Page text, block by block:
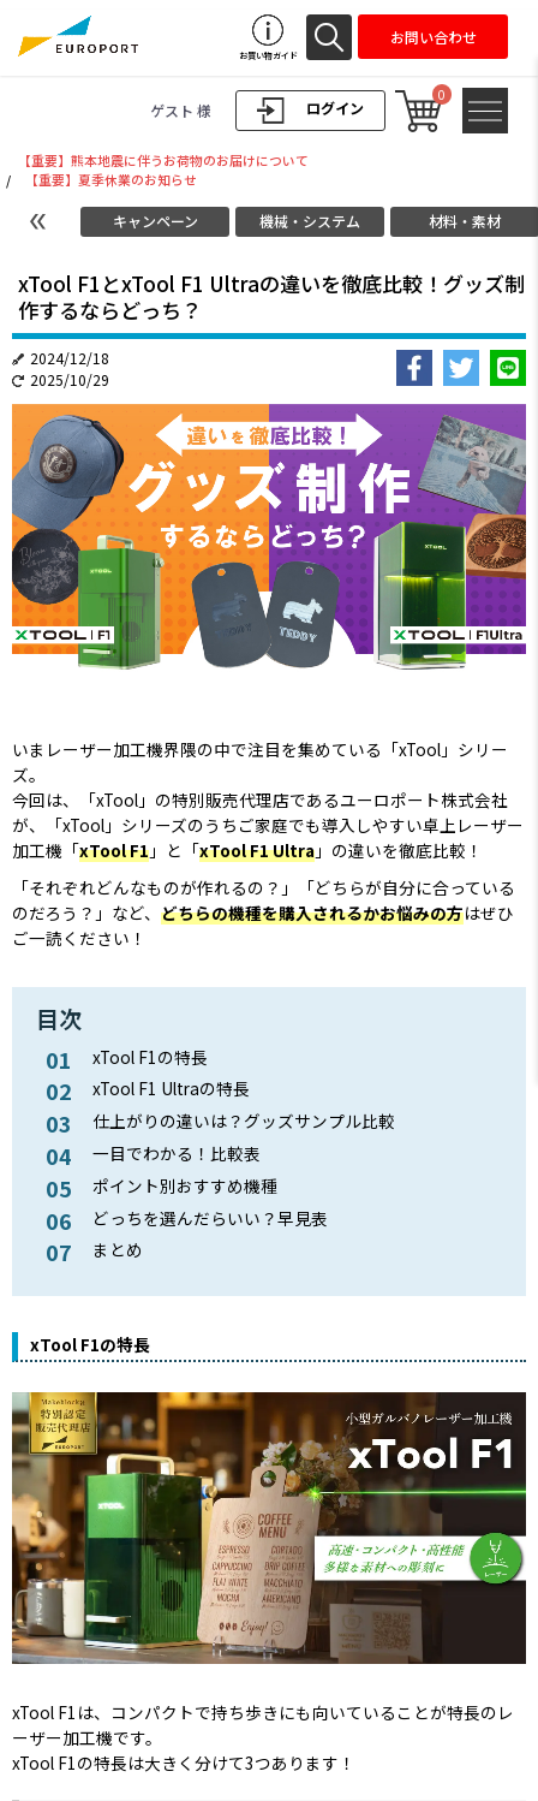
ログイン
ゲスト 様
0
お買い物ガイド
お問い合わせ
【重要】熊本地震に伴うお荷物のお届けについて
/
【重要】夏季休業のお知らせ
キャンペーン 機械・システム 材料・素材
xTool F1とxTool F1 Ultraの違いを徹底比較！グッズ制
作するならどっち？
2024/12/18
2025/10/29
いまレーザー加工機界隈の中で注目を集めている「xTool」シリー
ズ。
今回は、「xTool」の特別販売代理店であるユーロポート株式会社
が、「xTool」シリーズのうちご家庭でも導入しやすい卓上レーザー
加工機「xTool F1 」と「xTool F1 Ultra 」の違いを徹底比較！
「それぞれどんなものが作れるの？」「どちらが自分に合っている
のだろう？」など、 どちらの機種を購入されるかお悩みの方はぜひ
ご一読ください！
目次
xTool F1の特長
xTool F1 Ultraの特長
仕上がりの違いは？グッズサンプル比較
一目でわかる！比較表
ポイント別おすすめ機種
どっちを選んだらいい？早見表
まとめ
xTool F1の特長
xTool F1は、コンパクトで持ち歩きにも向いていることが特長のレ
ーザー加工機です。
xTool F1の特長は大きく分けて3つあります！